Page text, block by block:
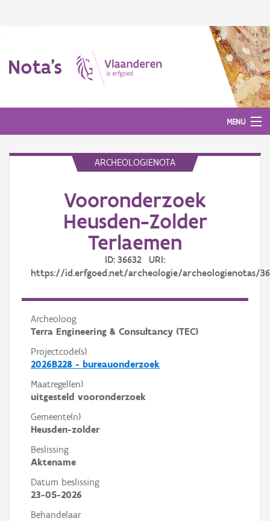
Nota's
MENU
ARCHEOLOGIENOTA
Vooronderzoek
Heusden-Zolder
Terlaemen
ID: 36632 URI:
https://id.erfgoed.net/archeologie/archeologienotas/
Archeoloog
Terra Engineering & Consultancy (TEC)
Projectcode(s)
2026B228 - bureauonderzoek
Maatregel(en)
uitgesteld vooronderzoek
Gemeente(n)
Heusden-zolder
Beslissing
Aktename
Datum beslissing
23-05-2026
Behandelaar